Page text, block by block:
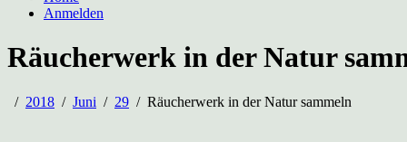
Anmelden
Räucherwerk in der Natur
2018 Juni 29 Räucherwerk in der Natur sammeln